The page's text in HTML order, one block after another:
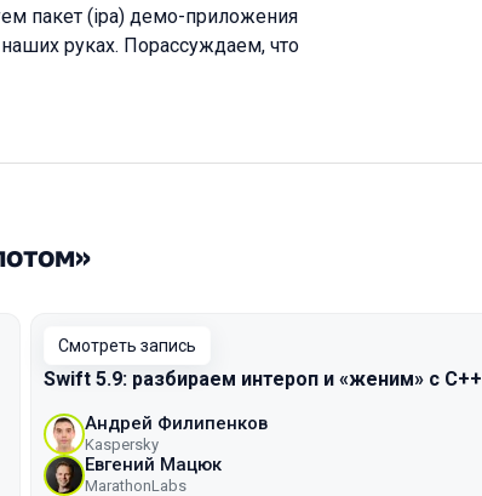
пакет (ipa) демо-приложения
руках. Порассуждаем, что
Смотреть запись
Swift 5.9: разбираем интероп и «женим» с С++
Андрей Филипенков
Kaspersky
Евгений Мацюк
MarathonLabs